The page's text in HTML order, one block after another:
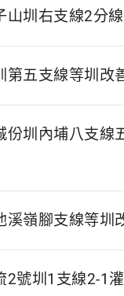
山圳右支線2分
第五支線等圳改
份圳內埔八支線
溪嶺腳支線等圳
2號圳1支線2-1